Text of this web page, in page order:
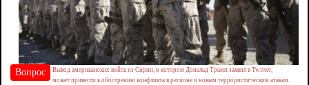
Вопрос
Вывод американских войск из Сирии, о котором Дональд Трамп заявил в Twitter,
может привести к обострению конфликта в регионе и новым террористическим атакам.